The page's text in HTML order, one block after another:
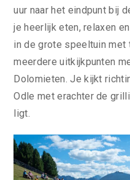
uur naar het eindpunt bij
je heerlijk eten, relaxen
in de grote speeltuin met
meerdere uitkijkpunten
Dolomieten. Je kijkt
Odle met erachter de
ligt.